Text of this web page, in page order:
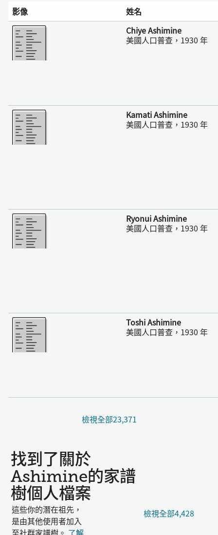
影像
姓名
更多
Chiye Ashimine
美國人口普查，1930 年
更多
Kamati Ashimine
美國人口普查，1930 年
更多
Ryonui Ashimine
美國人口普查，1930 年
更多
Toshi Ashimine
美國人口普查，1930 年
檢視全部23,371
找到了關於
Ashimine的家譜
樹個人檔案
這些你的潛在祖先，
是由其他使用者加入
至社群家譜樹。 了解
檢視全部4,428